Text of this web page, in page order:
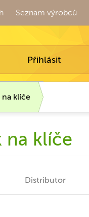
Seznam výrobců
Přihlásit
na klíče
na klíče
Distributor